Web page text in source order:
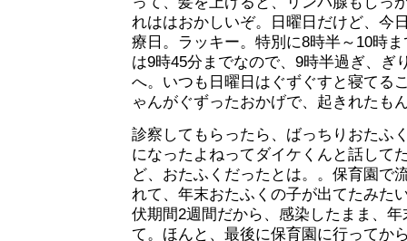
れははおかしいぞ。日曜日だけど、今
療日。ラッキー。特別に8時半～10時
は9時45分までなので、9時半過ぎ、ぎ
へ。いつも日曜日はぐずぐすと寝てる
ゃんがぐずったおかげで、起きれたも
診察してもらったら、ばっちりおたふ
になったよねってダイケくんと話して
ど、おたふくだったとは。。保育園で
れて、年末おたふくの子が出てたみた
伏期間2週間だから、感染したまま、
て。ほんと、最後に保育園に行ってか